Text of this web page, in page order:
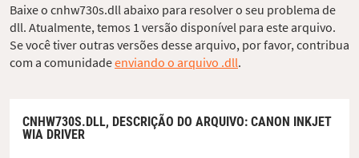
Baixe o cnhw730s.dll abaixo para resolver o seu problema de
dll. Atualmente, temos 1 versão disponível para este arquivo.
Se você tiver outras versões desse arquivo, por favor, contribua
com a comunidadeenviando o arquivo .dll.
CNHW730S.DLL, DESCRIÇÃO DO ARQUIVO: CANON INKJET
WIA DRIVER